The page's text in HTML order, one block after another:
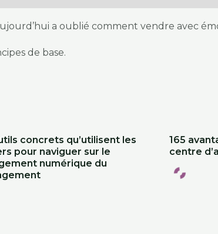
a oublié comment vendre avec
de base.
concrets qu’utilisent les
pour naviguer sur le
numérique du
165
centre